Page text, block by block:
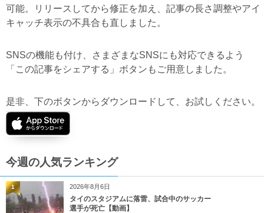
可能。リリースしてから修正を加え、記事の長さ調整やアイ
キャッチ表示の不具合も直しました。
SNSの機能も付け、さまざまなSNSにも対応できるよう
「この記事をシェアする」ボタンもご用意しました。
是非、下のボタンからダウンロードして、お試しください。
今週の人気ランキング
2026年8月6日
タイのスタジアムに落雷、試合中のサッカー
選手が死亡【動画】
1